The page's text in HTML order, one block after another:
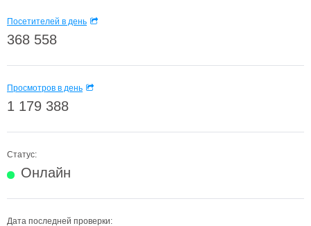
Посетителей в день
368 558
Просмотров в день
1 179 388
Статус:
Онлайн
Дата последней проверки: